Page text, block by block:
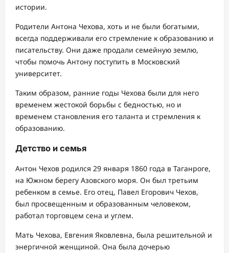
истории.
Родители Антона Чехова, хоть и не были богатыми,
всегда поддерживали его стремление к образованию и
писательству. Они даже продали семейную землю,
чтобы помочь Антону поступить в Московский
университет.
Таким образом, ранние годы Чехова были для него
временем жестокой борьбы с бедностью, но и
временем становления его таланта и стремления к
образованию.
Детство и семья
Антон Чехов родился 29 января 1860 года в Таганроге,
на Южном берегу Азовского моря. Он был третьим
ребенком в семье. Его отец, Павел Егорович Чехов,
был просвещенным и образованным человеком,
работал торговцем сена и углем.
Мать Чехова, Евгения Яковлевна, была решительной и
энергичной женщиной. Она была дочерью